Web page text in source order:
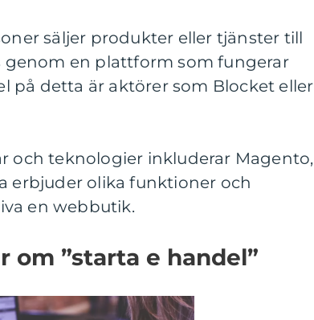
säljer produkter eller tjänster till
genom en plattform som fungerar
på detta är aktörer som Blocket eller
och teknologier inkluderar Magento,
erbjuder olika funktioner och
en webbutik.
”starta e handel”